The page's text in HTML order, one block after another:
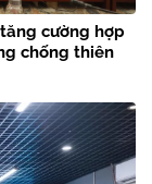
cường hợp
chống thiên